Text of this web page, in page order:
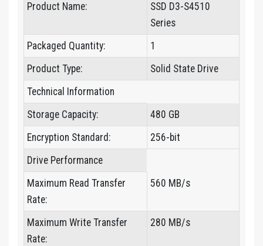
Product Name:
SSD D3-S4510
Series
Packaged Quantity:
1
Product Type:
Solid State Drive
Technical Information
Storage Capacity:
480 GB
Encryption Standard:
256-bit
Drive Performance
Maximum Read Transfer
Rate:
560 MB/s
Maximum Write Transfer
Rate:
280 MB/s